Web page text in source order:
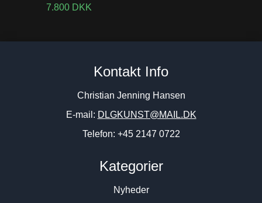
7.800 DKK
Kontakt Info
Christian Jenning Hansen
E-mail: DLGKUNST@MAIL.DK
Telefon: +45 2147 0722
Kategorier
Nyheder